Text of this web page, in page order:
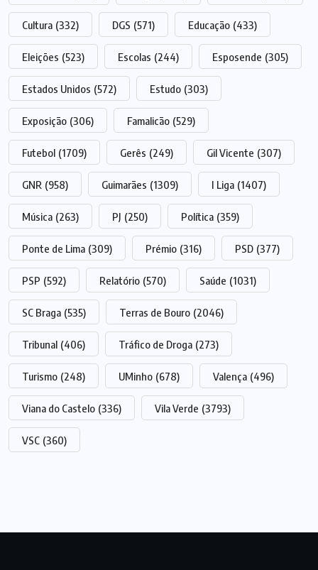
Cultura (332) DGS (571) Educação (433)
Eleições (523) Escolas (244) Esposende (305)
Estados Unidos (572) Estudo (303)
Exposição (306) Famalicão (529)
Futebol (1709) Gerês (249) Gil Vicente (307)
GNR (958) Guimarães (1309) I Liga (1407)
Música (263) PJ (250) Política (359)
Ponte de Lima (309) Prémio (316) PSD (377)
PSP (592) Relatório (570) Saúde (1031)
SC Braga (535) Terras de Bouro (2046)
Tribunal (406) Tráfico de Droga (273)
Turismo (248) UMinho (678) Valença (496)
Viana do Castelo (336) Vila Verde (3793)
VSC (360)